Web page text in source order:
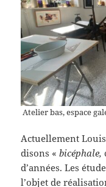
Atelier bas, espace
Actuellement
disons «bicéphale,
d’années. Les
l’objet de